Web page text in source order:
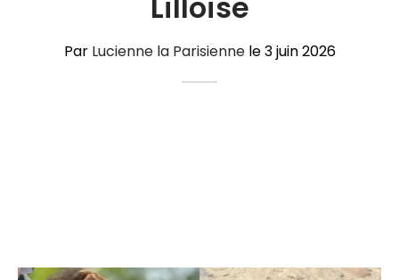
Par Lucienne la Parisiennele3 juin 2026